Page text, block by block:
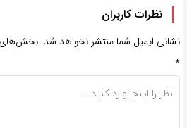
نظرات کاربران
نشانی ایمیل شما منتشر نخواهد شد. بخش‌های
*